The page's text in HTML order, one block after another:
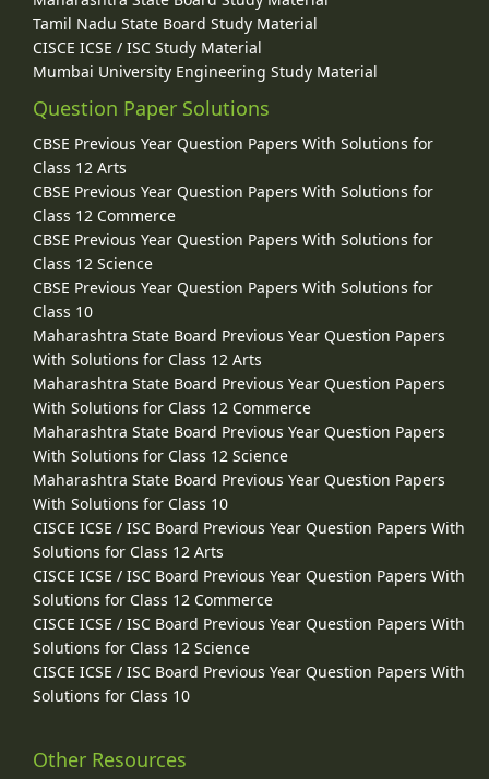
Tamil Nadu State Board Study Material
CISCE ICSE / ISC Study Material
Mumbai University Engineering Study Material
Question Paper Solutions
CBSE Previous Year Question Papers With Solutions for
Class 12 Arts
CBSE Previous Year Question Papers With Solutions for
Class 12 Commerce
CBSE Previous Year Question Papers With Solutions for
Class 12 Science
CBSE Previous Year Question Papers With Solutions for
Class 10
Maharashtra State Board Previous Year Question Papers
With Solutions for Class 12 Arts
Maharashtra State Board Previous Year Question Papers
With Solutions for Class 12 Commerce
Maharashtra State Board Previous Year Question Papers
With Solutions for Class 12 Science
Maharashtra State Board Previous Year Question Papers
With Solutions for Class 10
CISCE ICSE / ISC Board Previous Year Question Papers With
Solutions for Class 12 Arts
CISCE ICSE / ISC Board Previous Year Question Papers With
Solutions for Class 12 Commerce
CISCE ICSE / ISC Board Previous Year Question Papers With
Solutions for Class 12 Science
CISCE ICSE / ISC Board Previous Year Question Papers With
Solutions for Class 10
Other Resources